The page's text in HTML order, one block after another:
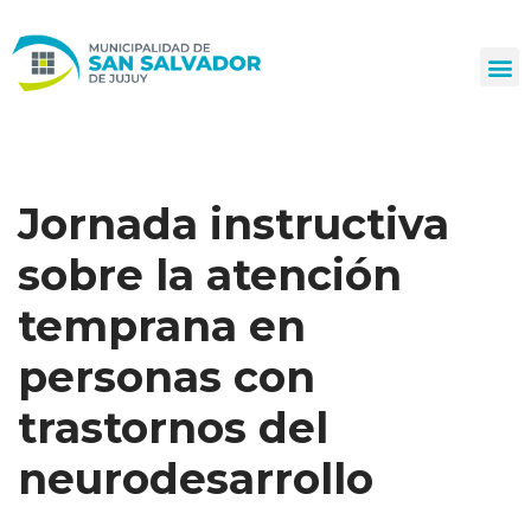
al
Jornada instructiva
sobre la atención
temprana en
personas con
trastornos del
neurodesarrollo